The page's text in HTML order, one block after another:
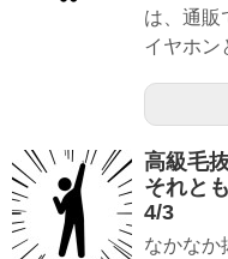
は、通販
イヤホン
高級毛
それと
4/3
なかなか